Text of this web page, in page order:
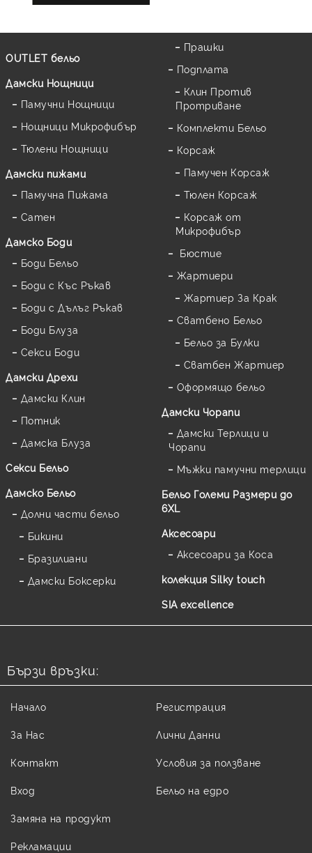
OUTLET бельо
Дамски Нощници
Памучни Нощници
Нощници Микрофибър
Тюлени Нощници
Дамски пижами
Памучна Пижама
Сатен
Дамскo Боди
Боди Бельо
Боди с Къс Ръкав
Боди с Дълъг Ръкав
Боди Блуза
Секси Боди
Дамски Дрехи
Дамски Клин
Потник
Дамска Блуза
Секси Бельо
Дамско Бельо
Долни части бельо
Бикини
Бразилиани
Дамски Боксерки
Прашки
Подплата
Клин Против
Протриване
Комплекти Бельо
Корсаж
Памучен Корсаж
Тюлен Корсаж
Корсаж от
Микрофибър
Бюстие
Жартиери
Жартиер За Крак
Сватбено Бельо
Бельо за Булки
Сватбен Жартиер
Оформящо бельо
Дамски Чорапи
Дамски Терлици и
Чорапи
Мъжки памучни терлици
Бельо Големи Размери до
6XL
Аксесоари
Аксесоари за Коса
колекция Silky touch
SIA excellence
Бързи връзки:
Начало
За Нас
Контакт
Вход
Регистрация
Лични Данни
Условия за ползване
Бельо на едро
Замяна на продукт
Рекламации